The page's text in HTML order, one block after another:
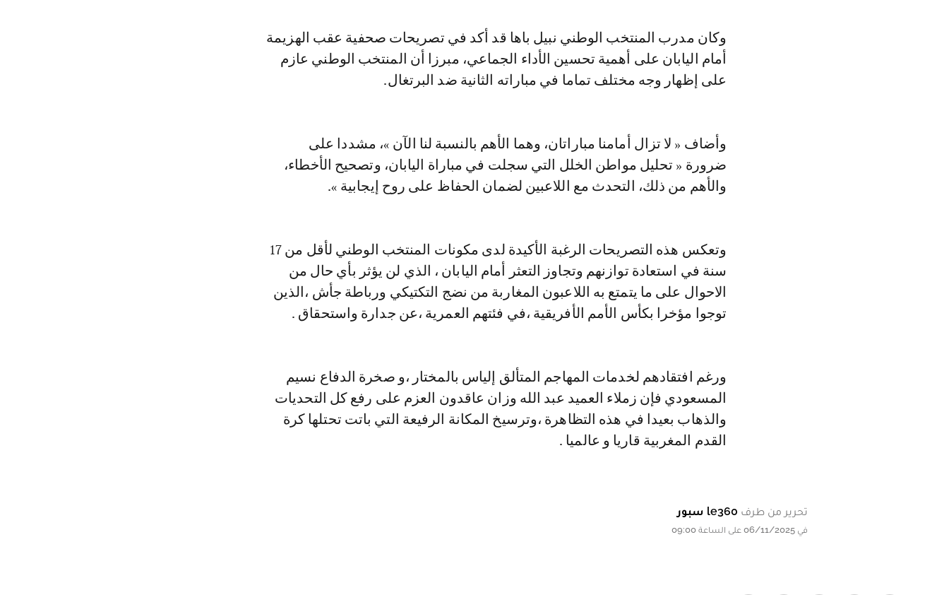
وكان مدرب المنتخب الوطني نبيل باها قد أكد في تصريحات صحفية عقب الهزيمة
أمام اليابان على أهمية تحسين الأداء الجماعي، مبرزا أن المنتخب الوطني عازم
على إظهار وجه مختلف تماما في مباراته الثانية ضد البرتغال.
وأضاف « لا تزال أمامنا مباراتان، وهما الأهم بالنسبة لنا الآن »، مشددا على
ضرورة « تحليل مواطن الخلل التي سجلت في مباراة اليابان، وتصحيح الأخطاء،
والأهم من ذلك، التحدث مع اللاعبين لضمان الحفاظ على روح إيجابية ».
وتعكس هذه التصريحات الرغبة الأكيدة لدى مكونات المنتخب الوطني لأقل من 17
سنة في استعادة توازنهم وتجاوز التعثر أمام اليابان ، الذي لن يؤثر بأي حال من
الاحوال على ما يتمتع به اللاعبون المغاربة من نضج التكتيكي ورباطة جأش ،الذين
توجوا مؤخرا بكأس الأمم الأفريقية ،في فئتهم العمرية ،عن جدارة واستحقاق .
ورغم افتقادهم لخدمات المهاجم المتألق إلياس بالمختار ،و صخرة الدفاع نسيم
المسعودي فإن زملاء العميد عبد الله وزان عاقدون العزم على رفع كل التحديات
والذهاب بعيدا في هذه التظاهرة ،وترسيخ المكانة الرفيعة التي باتت تحتلها كرة
القدم المغربية قاريا و عالميا .
تحرير من طرف le360 سبور
في 06/11/2025 على الساعة 09:00